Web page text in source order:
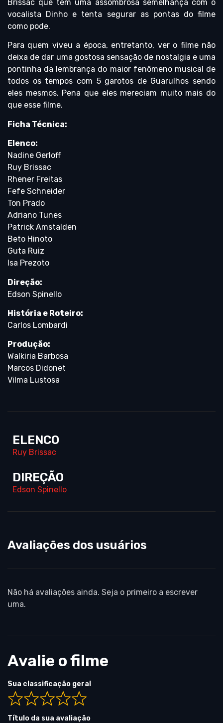
Brissac que tem uma assombrosa semelhança com o
vocalista Dinho e tenta segurar as pontas do filme
como pode.
Para quem viveu a época, entretanto, ver o filme não
deixa de dar uma gostosa sensação de nostalgia e uma
pontinha da lembrança do maior fenômeno musical de
todos os tempos com 5 garotos de Guarulhos sendo
eles mesmos. Pena que eles mereciam muito mais do
que esse filme.
Ficha Técnica:
Elenco:
Nadine Gerloff
Ruy Brissac
Rhener Freitas
Fefe Schneider
Ton Prado
Adriano Tunes
Patrick Amstalden
Beto Hinoto
Guta Ruiz
Isa Prezoto
Direção:
Edson Spinello
História e Roteiro:
Carlos Lombardi
Produção:
Walkiria Barbosa
Marcos Didonet
Vilma Lustosa
ELENCO
Ruy Brissac
DIREÇÃO
Edson Spinello
Avaliações dos usuários
Não há avaliações ainda. Seja o primeiro a escrever
uma.
Avalie o filme
Sua classificação geral
Título da sua avaliação